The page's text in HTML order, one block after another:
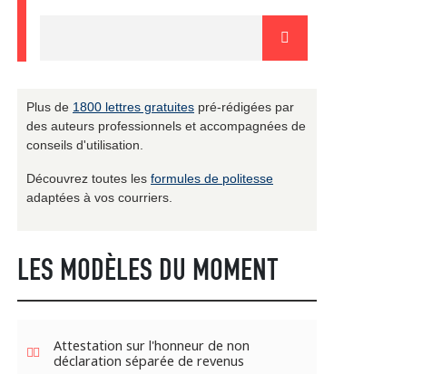
Plus de 1800 lettres gratuites pré-rédigées par
des auteurs professionnels et accompagnées de
conseils d'utilisation.
Découvrez toutes les formules de politesse
adaptées à vos courriers.
LES MODÈLES DU MOMENT
Attestation sur l'honneur de non
déclaration séparée de revenus